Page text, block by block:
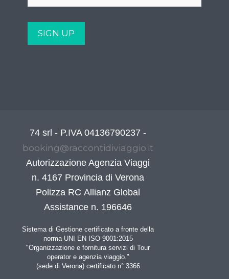
74 srl - P.IVA 04136790237 -
booking@raccontidiviaggio.it
Autorizzazione Agenzia Viaggi
n. 4167 Provincia di Verona
Polizza RC Allianz Global
Assistance n. 196646
Sistema di Gestione certificato a fronte della
norma UNI EN ISO 9001:2015
"Organizzazione e fornitura servizi di Tour
operator e agenzia viaggio."
(sede di Verona) certificato n° 3366